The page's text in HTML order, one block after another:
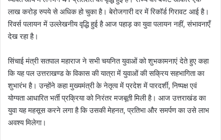
लाख करोड़ रुपये से अधिक हो चुका है। बेरोजगारी दर में रिकॉर्ड गिरावट आई है।
रिवर्स पलायन में उल्लेखनीय वृद्धि हुई है आज पहाड़ का युवा पलायन नहीं, संभावनाएँ
देख रहा है।
सिंचाई मंत्री सतपाल महाराज ने सभी चयनित युवाओं को शुभकामनाएं देते हुए कहा
कि यह पल उत्तराखण्ड के विकास की यात्रा में युवाओं की सक्रिय सहभागिता का
शुभारंभ है। उन्होंने कहा मुख्यमंत्री के नेतृत्व में प्रदेश में पारदर्शी, निष्पक्ष एवं
योग्यता आधारित भर्ती प्रक्रिया को निरंतर मजबूती मिली है। आज उत्तराखंड का
युवा यह महसूस करने लगा है कि उसकी मेहनत, प्रतिभा और समर्पण का उसे लाभ
अवश्य मिलेगा।